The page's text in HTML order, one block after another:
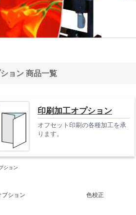
ョン 商品一覧
印刷加工オプション
オフセット印刷の各種加工を承
ります。
ション
プション 色校正